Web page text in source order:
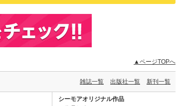
▲ページTOPへ
雑誌一覧 出版社一覧 新刊一覧
シーモアオリジナル作品